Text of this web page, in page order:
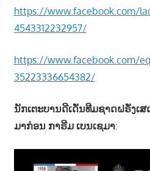
https://www.facebook.com/
4543312232957/
https://www.facebook.com/
35223336654382/
ນັກເຕະບານດີເດັ່ນທີມຊາດຝຣັ່ງເ
ມາກ່ອນ ກາຣີມ ເບນເຊມາ: